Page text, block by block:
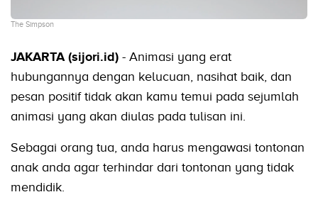
The Simpson
JAKARTA (sijori.id) - Animasi yang erat
hubungannya dengan kelucuan, nasihat baik, dan
pesan positif tidak akan kamu temui pada sejumlah
animasi yang akan diulas pada tulisan ini.
Sebagai orang tua, anda harus mengawasi tontonan
anak anda agar terhindar dari tontonan yang tidak
mendidik.